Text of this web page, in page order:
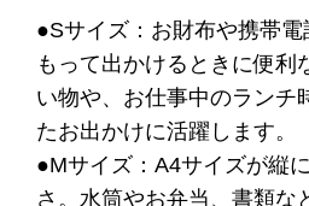
●Sサイズ：お財布や携帯
もって出かけるときに便利
い物や、お仕事中のランチ
たお出かけに活躍します。
●Mサイズ：A4サイズが縦
さ。水筒やお弁当、書類な